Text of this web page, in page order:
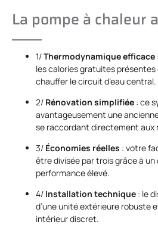
La pompe à chaleur
1/Thermodynamique efficace
les calories gratuites présentes
chauffer le circuit d’eau central.
2/ Rénovation simplifiée : ce
avantageusement une
se raccordant directement aux
3/ Économies réelles : votre
être divisée par trois grâce à
performance élevé.
4/ Installation technique : le
d’une unité extérieure robuste
intérieur discret.